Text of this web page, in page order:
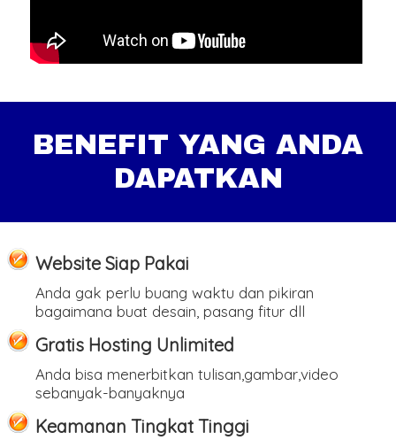
BENEFIT YANG ANDA
DAPATKAN
Website Siap Pakai
Anda gak perlu buang waktu dan pikiran
bagaimana buat desain, pasang fitur dll
Gratis Hosting Unlimited
Anda bisa menerbitkan tulisan,gambar,video
sebanyak-banyaknya
Keamanan Tingkat Tinggi